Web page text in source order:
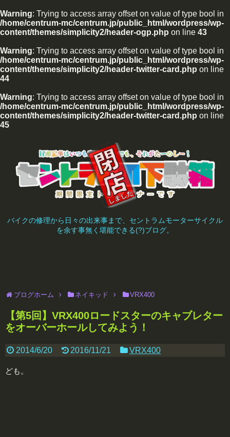
Warning: Trying to access array offset on value of type bool in
/home/centrum-mc/centrum.jp/public_html/wordpress/wp-
content/themes/simplicity2/header-ogp.php on line 43
Warning: Trying to access array offset on value of type bool in
/home/centrum-mc/centrum.jp/public_html/wordpress/wp-
content/themes/simplicity2/header-twitter-card.php on line
44
Warning: Trying to access array offset on value of type bool in
/home/centrum-mc/centrum.jp/public_html/wordpress/wp-
content/themes/simplicity2/header-twitter-card.php on line
45
バイクの修理から日々の出来事まで、セントラムモーターサイクル
を余す事無く堪能できる(?)ブログ。
ブログホーム ネイキッド VRX400
【第5回】VRX400ロードスターのキャブレター
をオーバーホールしてみよう！
2014/6/20 2016/11/21 VRX400
ども。